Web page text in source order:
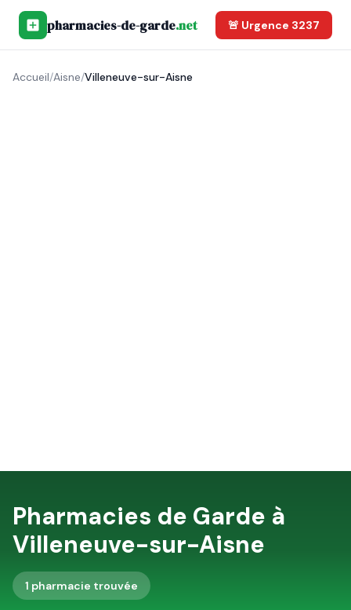
pharmacies-de-garde.net 🚨 Urgence 3237
Accueil/Aisne/Villeneuve-sur-Aisne
Pharmacies de Garde à
Villeneuve-sur-Aisne
1 pharmacie trouvée